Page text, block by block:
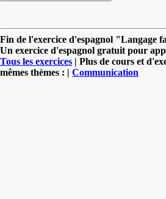
Fin de l'exercice d'espagnol "Langage
Un exercice d'espagnol gratuit pour
Tous les exercices | Plus de cours et
mêmes thèmes : | Communication